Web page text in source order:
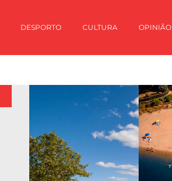
DESPORTO CULTURA OPINIÃO